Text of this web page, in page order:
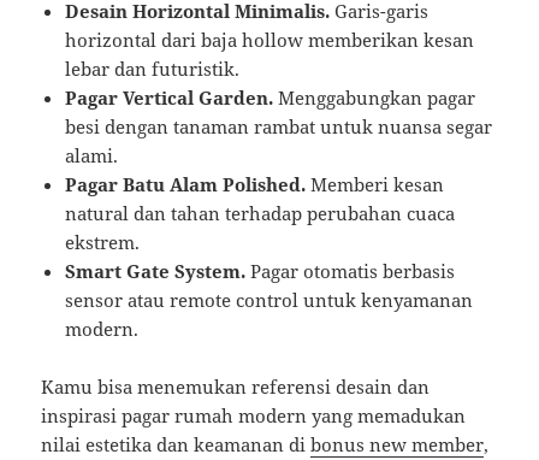
Desain Horizontal Minimalis. Garis-garis
horizontal dari baja hollow memberikan kesan
lebar dan futuristik.
Pagar Vertical Garden. Menggabungkan pagar
besi dengan tanaman rambat untuk nuansa segar
alami.
Pagar Batu Alam Polished. Memberi kesan
natural dan tahan terhadap perubahan cuaca
ekstrem.
Smart Gate System. Pagar otomatis berbasis
sensor atau remote control untuk kenyamanan
modern.
Kamu bisa menemukan referensi desain dan
inspirasi pagar rumah modern yang memadukan
nilai estetika dan keamanan dibonus new member,